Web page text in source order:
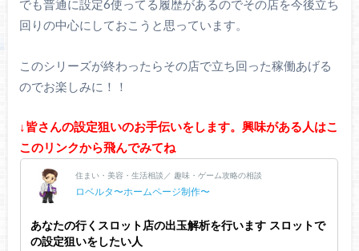
でも普通に設定6使ってる履歴があるのでその店を今後立ち
回りの中心にしておこうと思っています。
このシリーズが終わったらその店で立ち回った稼働あげる
のでお楽しみに！！
↓皆さんの設定狙いのお手伝いをします。興味がある人はこ
このリンクから飛んでみてね